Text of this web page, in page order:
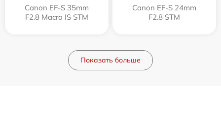
Canon EF-S 35mm
F2.8 Macro IS STM
Canon EF-S 24mm
F2.8 STM
Показать больше